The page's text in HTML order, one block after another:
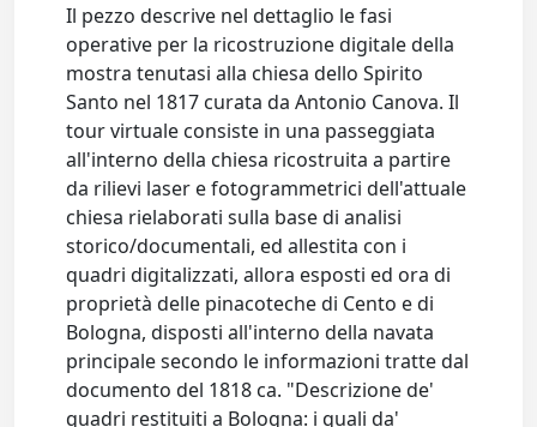
Il pezzo descrive nel dettaglio le fasi
operative per la ricostruzione digitale della
mostra tenutasi alla chiesa dello Spirito
Santo nel 1817 curata da Antonio Canova. Il
tour virtuale consiste in una passeggiata
all'interno della chiesa ricostruita a partire
da rilievi laser e fotogrammetrici dell'attuale
chiesa rielaborati sulla base di analisi
storico/documentali, ed allestita con i
quadri digitalizzati, allora esposti ed ora di
proprietà delle pinacoteche di Cento e di
Bologna, disposti all'interno della navata
principale secondo le informazioni tratte dal
documento del 1818 ca. "Descrizione de'
quadri restituiti a Bologna: i quali da'